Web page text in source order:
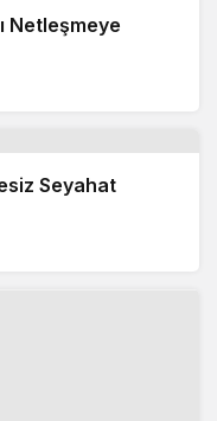
Netleşmeye
Seyahat